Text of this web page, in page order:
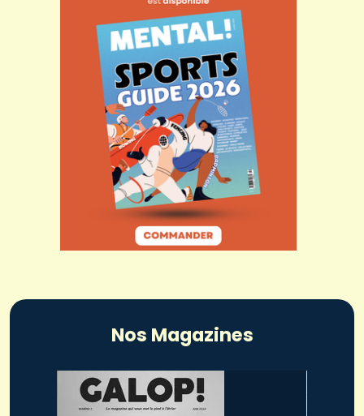
Nos Magazines